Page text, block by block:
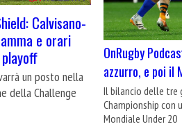
Calvisano-
e orari
un posto nella
della Challenge
OnRugby
azzurro, e poi il
Il bilancio delle tre
Championship con
Mondiale Under 20